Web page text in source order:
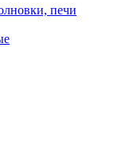
печи